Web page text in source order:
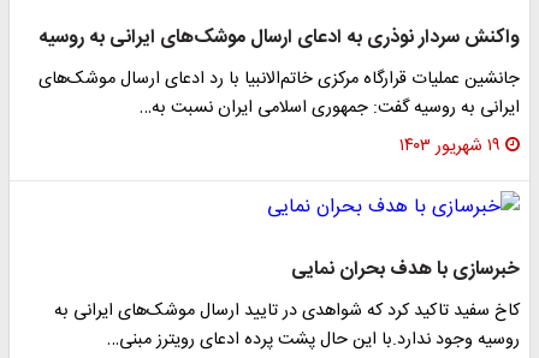
واکنش سردار نوذری به ادعای ارسال موشک‌های ایرانی به روسیه
جانشین عملیات قرارگاه مرکزی خاتم‌الانبیا با رد ادعای ارسال موشک‌های
ایرانی به روسیه گفت: جمهوری اسلامی ایران نسبت به…
۱۹ شهریور ۱۴۰۳
خبرسازی با هدف بحران نمایی
کاخ سفید تاکید کرد که شواهدی در تایید ارسال موشک‌های ایرانی به
روسیه وجود ندارد.با این حال پشت پرده ادعای رویترز مبنی…